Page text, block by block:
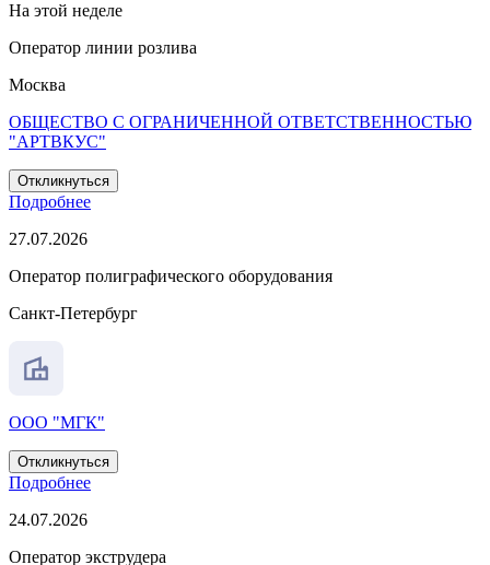
На этой неделе
Оператор линии розлива
Москва
ОБЩЕСТВО С ОГРАНИЧЕННОЙ ОТВЕТСТВЕННОСТЬЮ
"АРТВКУС"
Откликнуться
Подробнее
27.07.2026
Оператор полиграфического оборудования
Санкт-Петербург
ООО "МГК"
Откликнуться
Подробнее
24.07.2026
Оператор экструдера